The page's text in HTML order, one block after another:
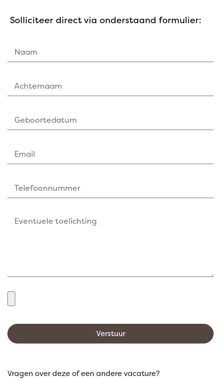
Solliciteer direct via onderstaand formulier:
Verstuur
Vragen over deze of een andere vacature?